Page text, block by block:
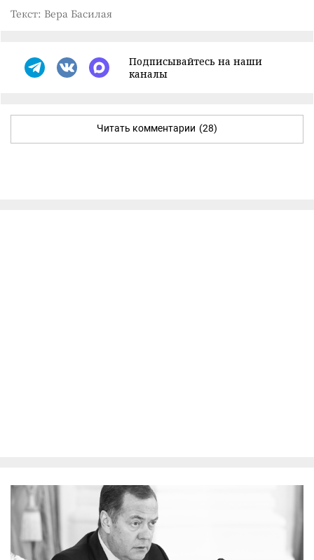
Текст: Вера Басилая
Подписывайтесь на наши
каналы
Читать комментарии (28)